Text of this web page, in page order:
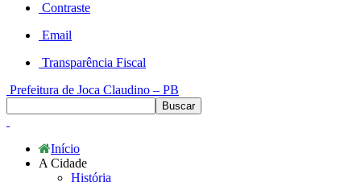
Contraste
Email
Transparência Fiscal
Prefeitura de Joca Claudino – PB
Início
A Cidade
História